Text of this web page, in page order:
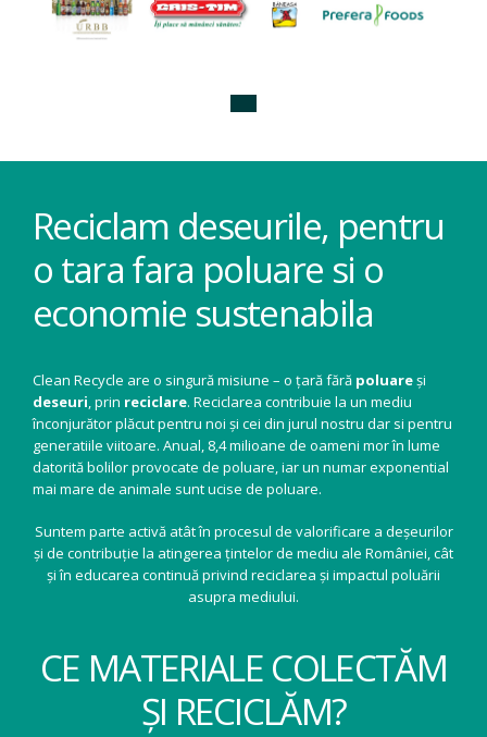
Reciclam deseurile, pentru
o tara fara poluare si o
economie sustenabila
Clean Recycle are o singură misiune – o țară fără poluareși
deseuri, prin reciclare. Reciclarea contribuie la un mediu
înconjurător plăcut pentru noi și cei din jurul nostru dar si pentru
generatiile viitoare. Anual, 8,4 milioane de oameni mor în lume
datorită bolilor provocate de poluare, iar un numar exponential
mai mare de animale sunt ucise de poluare.
Suntem parte activă atât în procesul de valorificare a deșeurilor
și de contribuție la atingerea țintelor de mediu ale României, cât
și în educarea continuă privind reciclarea și impactul poluării
asupra mediului.
CE MATERIALE COLECTĂM
ȘI RECICLĂM?